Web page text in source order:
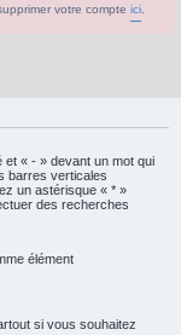
votre compte ici
et « - » devant un mot qui
barres verticales
un astérisque « * »
des recherches
élément
si vous souhaitez